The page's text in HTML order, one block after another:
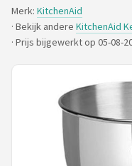
Blog
MasterChef
Restaurants
Keukenmachines
Staafmixers
Merk: KitchenAid
· Bekijk andere KitchenAid
· Prijs bijgewerkt op 05-08-